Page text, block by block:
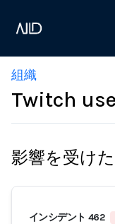
組織
Twitch
影響を受け
インシデント 462